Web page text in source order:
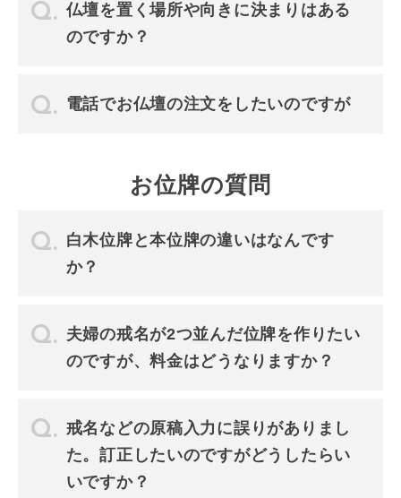
仏壇を置く場所や向きに決まりはある
のですか？
電話でお仏壇の注文をしたいのですが
お位牌の質問
白木位牌と本位牌の違いはなんです
か？
夫婦の戒名が2つ並んだ位牌を作りたい
のですが、料金はどうなりますか？
戒名などの原稿入力に誤りがありまし
た。訂正したいのですがどうしたらい
いですか？